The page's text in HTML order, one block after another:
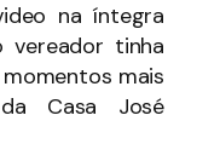
na íntegra
vereador tinha
mais
Casa José